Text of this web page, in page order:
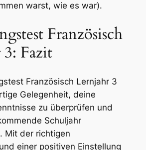
warst, wie es war).
Französisch
Fazit
Französisch Lernjahr 3
Gelegenheit, deine
zu überprüfen und
Schuljahr
Mit der richtigen
einer positiven Einstellung